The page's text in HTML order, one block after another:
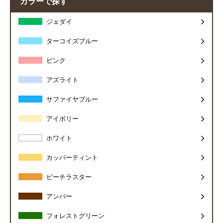
ジェダイ
ターコイズブルー
ピンク
アズライト
サファイヤブルー
アイボリー
ホワイト
カッパーティント
ピーチラスター
アンバー
フォレストグリーン